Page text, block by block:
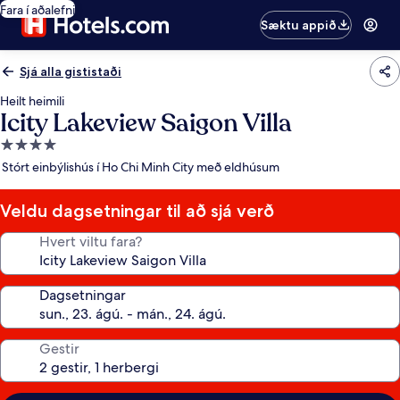
Fara í aðalefni
Sæktu appið
Sjá alla gististaði
Heilt heimili
Icity Lakeview Saigon Villa
4.0
stjörnu
Stórt einbýlishús í Ho Chi Minh City með eldhúsum
Veldu dagsetningar til að sjá verð
Hvert viltu fara?
Dagsetningar
Gestir